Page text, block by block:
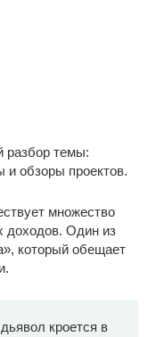
разбор темы:
и обзоры проектов.
множество
доходов. Один из
который обещает
кроется в